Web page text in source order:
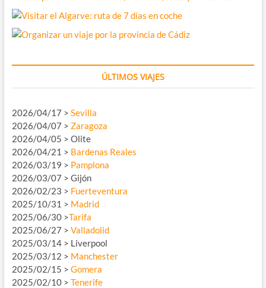
ÚLTIMOS VIAJES
2026/04/17 > Sevilla
2026/04/07 > Zaragoza
2026/04/05 > Olite
2026/04/21 > Bardenas Reales
2026/03/19 > Pamplona
2026/03/07 > Gijón
2026/02/23 > Fuerteventura
2025/10/31 > Madrid
2025/06/30 >Tarifa
2025/06/27 > Valladolid
2025/03/14 > Liverpool
2025/03/12 > Manchester
2025/02/15 > Gomera
2025/02/10 > Tenerife